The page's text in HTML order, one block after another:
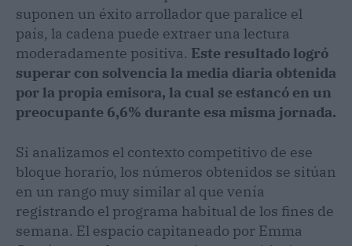
suponen un éxito arrollador que paralice el
país, la cadena puede extraer una lectura
moderadamente positiva. Este resultado logró
superar con solvencia la media diaria obtenida
por la propia emisora, la cual se estancó en un
preocupante 6,6% durante esa misma jornada.
Si analizamos el contexto competitivo de ese
bloque horario, los números obtenidos se sitúan
en un rango muy similar al que venía
registrando el programa habitual de los fines de
semana. El espacio capitaneado por Emma